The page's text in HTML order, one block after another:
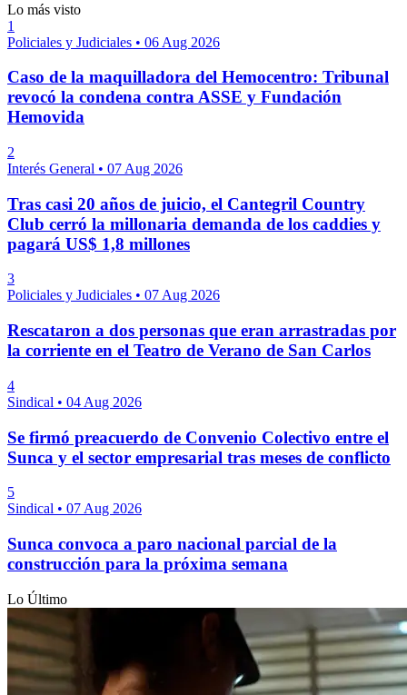
Lo más visto
1
Policiales y Judiciales • 06 Aug 2026
Caso de la maquilladora del Hemocentro: Tribunal
revocó la condena contra ASSE y Fundación
Hemovida
2
Interés General • 07 Aug 2026
Tras casi 20 años de juicio, el Cantegril Country
Club cerró la millonaria demanda de los caddies y
pagará US$ 1,8 millones
3
Policiales y Judiciales • 07 Aug 2026
Rescataron a dos personas que eran arrastradas por
la corriente en el Teatro de Verano de San Carlos
4
Sindical • 04 Aug 2026
Se firmó preacuerdo de Convenio Colectivo entre el
Sunca y el sector empresarial tras meses de conflicto
5
Sindical • 07 Aug 2026
Sunca convoca a paro nacional parcial de la
construcción para la próxima semana
Lo Último